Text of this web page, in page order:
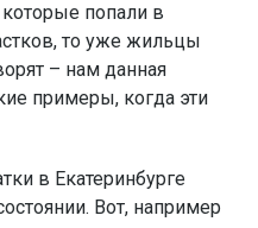
попали в
то уже жильцы
– нам данная
примеры, когда эти
в Екатеринбурге
Вот, например